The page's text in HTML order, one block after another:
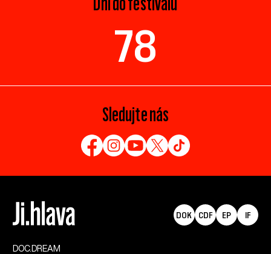
78
Sledujte nás
DOC.DREAM​
DOK CDF EP IF